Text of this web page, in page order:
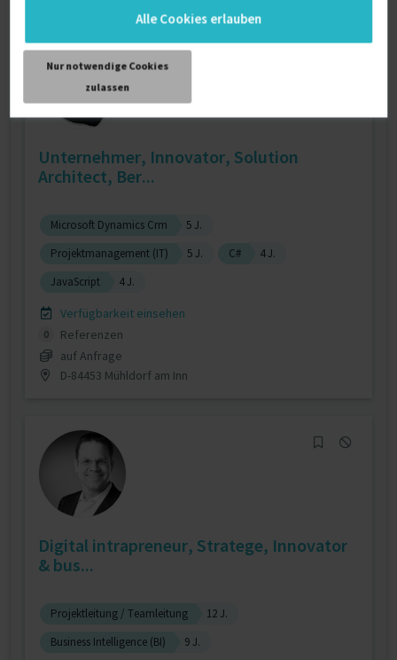
Alle Cookies erlauben
Nur notwendige Cookies
zulassen
Unternehmer, Innovator, Solution
Architect, Ber...
Microsoft Dynamics Crm
5 J.
Projektmanagement (IT)
5 J. C#
4 J.
JavaScript
4 J.
Verfügbarkeit einsehen
0
Referenzen
auf Anfrage
D-84453 Mühldorf am Inn
Digital intrapreneur, Stratege, Innovator
& bus...
Projektleitung / Teamleitung
12 J.
Business Intelligence (BI)
9 J.